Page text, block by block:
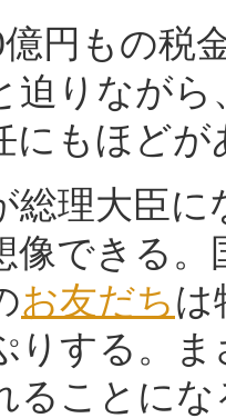
もの税
迫りなが
もほどが
理大臣に
像できる
お友だちは
りする。
ることに